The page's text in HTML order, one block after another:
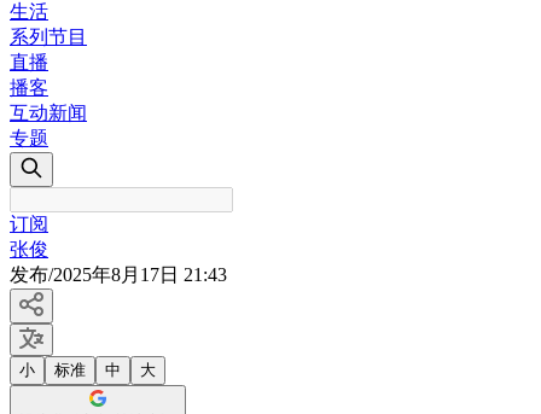
生活
系列节目
直播
播客
互动新闻
专题
订阅
张俊
发布/2025年8月17日 21:43
小 标准 中 大